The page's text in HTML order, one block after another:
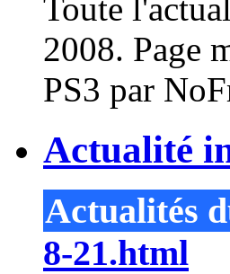
Toute
2008. Page
PS3 par
Actualité
Actualités
8-21.html